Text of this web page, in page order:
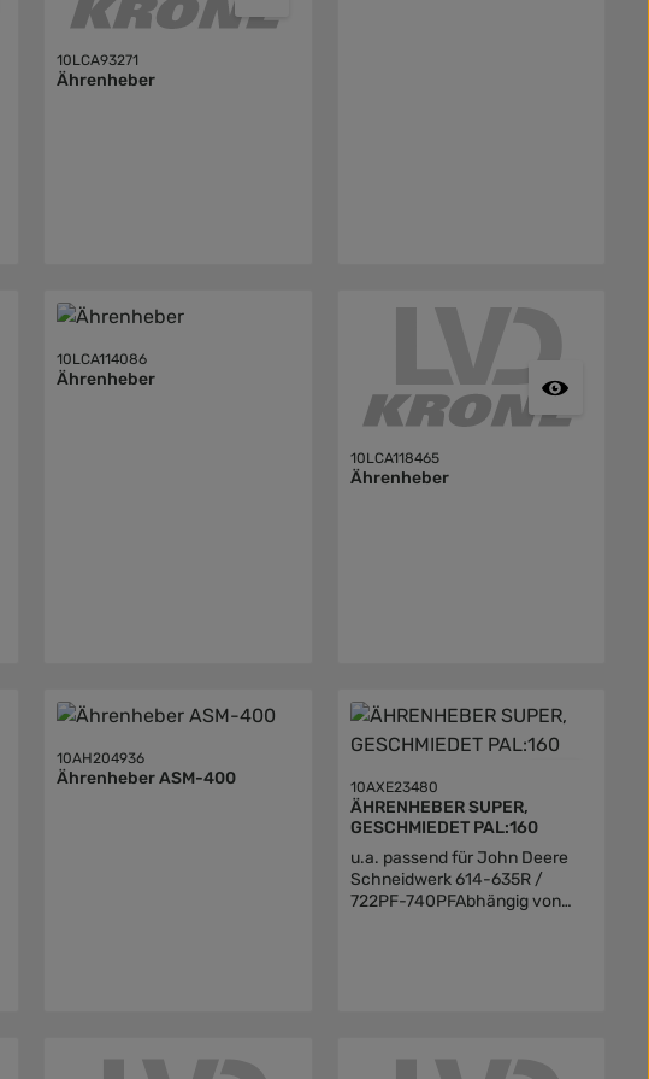
10LCA93271
Ährenheber
10LCA114086
Ährenheber
10LCA118465
Ährenheber
10AH204936
Ährenheber ASM-400 10AXE23480
ÄHRENHEBER SUPER,
GESCHMIEDET PAL:160
u.a. passend für John Deere
Schneidwerk 614-635R /
722PF-740PFAbhängig von